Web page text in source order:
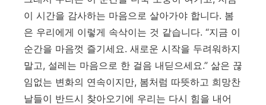
이 시간을 감사하는 마음으로 살아가야 합니다. 봄
은 우리에게 이렇게 속삭이는 것 같습니다. “지금 이
순간을 마음껏 즐기세요. 새로운 시작을 두려워하지
말고, 설레는 마음으로 한 걸음 내딛으세요.” 삶은 끊
임없는 변화의 연속이지만, 봄처럼 따뜻하고 희망찬
날들이 반드시 찾아오기에 우리는 다시 힘을 내어